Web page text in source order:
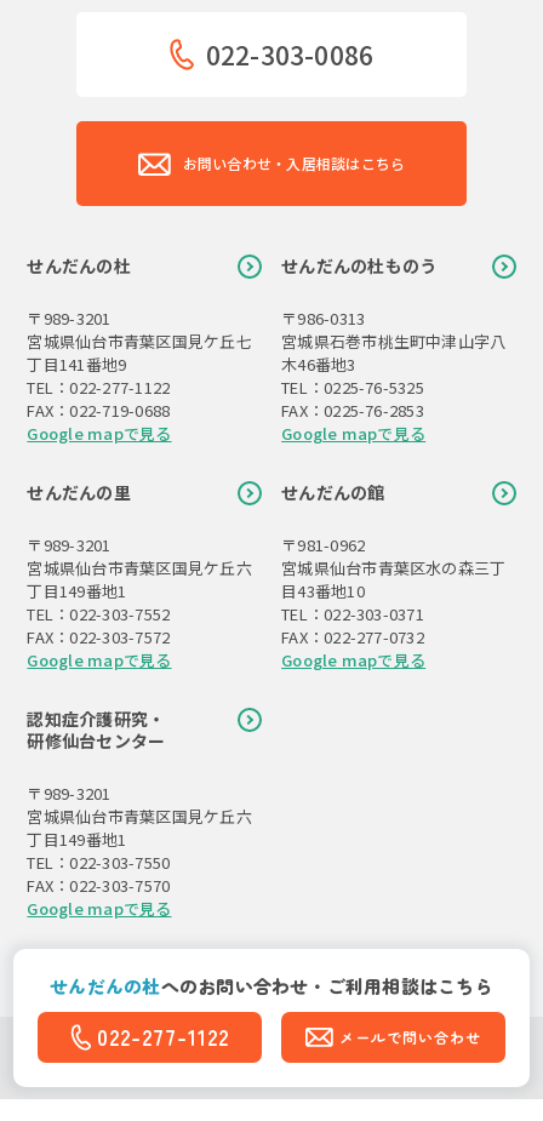
せんだんの杜へのお問い合わせ・ご利用相談はこちら
022-277-1122 メールで問い合わせ
022-303-0086
お問い合わせ・入居相談はこちら
せんだんの杜
〒989-3201
宮城県仙台市青葉区国見ケ丘七
丁目141番地9
TEL：022-277-1122
FAX：022-719-0688
Google mapで見る
せんだんの杜ものう
〒986-0313
宮城県石巻市桃生町中津山字八
木46番地3
TEL：0225-76-5325
FAX：0225-76-2853
Google mapで見る
せんだんの里
〒989-3201
宮城県仙台市青葉区国見ケ丘六
丁目149番地1
TEL：022-303-7552
FAX：022-303-7572
Google mapで見る
せんだんの館
〒981-0962
宮城県仙台市青葉区水の森三丁
目43番地10
TEL：022-303-0371
FAX：022-277-0732
Google mapで見る
認知症介護研究・
研修仙台センター
〒989-3201
宮城県仙台市青葉区国見ケ丘六
丁目149番地1
TEL：022-303-7550
FAX：022-303-7570
Google mapで見る
Copyright(C)社会福祉法人 東北福祉会